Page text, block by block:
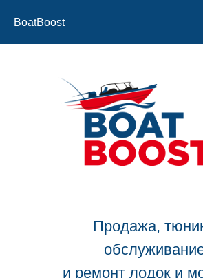
BoatBoost
Контакты:
+7 910 533 50 58
Продажа, тюнинг,